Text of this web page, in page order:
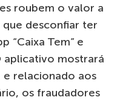
roubem o valor a
desconfiar ter
“Caixa Tem” e
aplicativo mostrará
e relacionado aos
os fraudadores